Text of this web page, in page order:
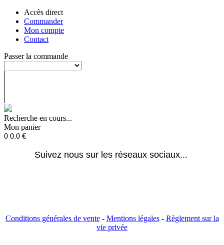
Accès direct
Commander
Mon compte
Contact
Passer la commande
Recherche en cours...
Mon panier
0 0.0 €
Suivez nous sur les réseaux sociaux...
Conditions générales de vente- Mentions légales- Règlement sur la
vie privée